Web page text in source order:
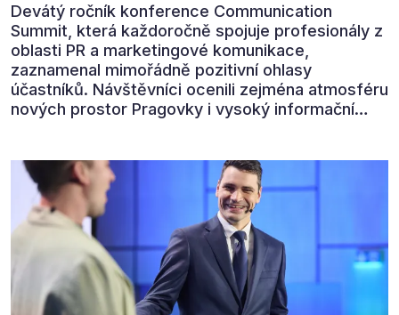
Devátý ročník konference Communication
Summit, která každoročně spojuje profesionály z
oblasti PR a marketingové komunikace,
zaznamenal mimořádně pozitivní ohlasy
účastníků. Návštěvníci ocenili zejména atmosféru
nových prostor Pragovky i vysoký informační
zúčastnit i příštího ročníku. „Příjemná konference,
výborný program, hezké prostory, Daniel Stach
absolutně nejlepší moderátor!!!“ Tak shrnul
Communication Summit jeden z 330 účastníků ve
své zpětné vazbě. Ta potvrdila, co bylo slyšet i
cítit po celý 9. červen v Pragovce – že ročník s
tématem „Od chaosu k dopadu“ se skutečně
povedl.